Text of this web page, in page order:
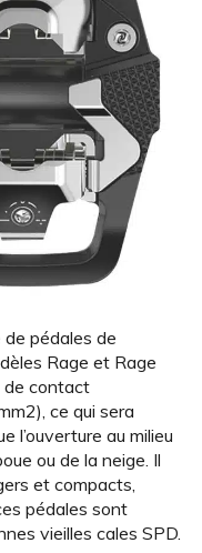
pédales de
Rage et Rage
de contact
ce qui sera
l’ouverture au milieu
ou de la neige. Il
et compacts,
pédales sont
vieilles cales SPD.